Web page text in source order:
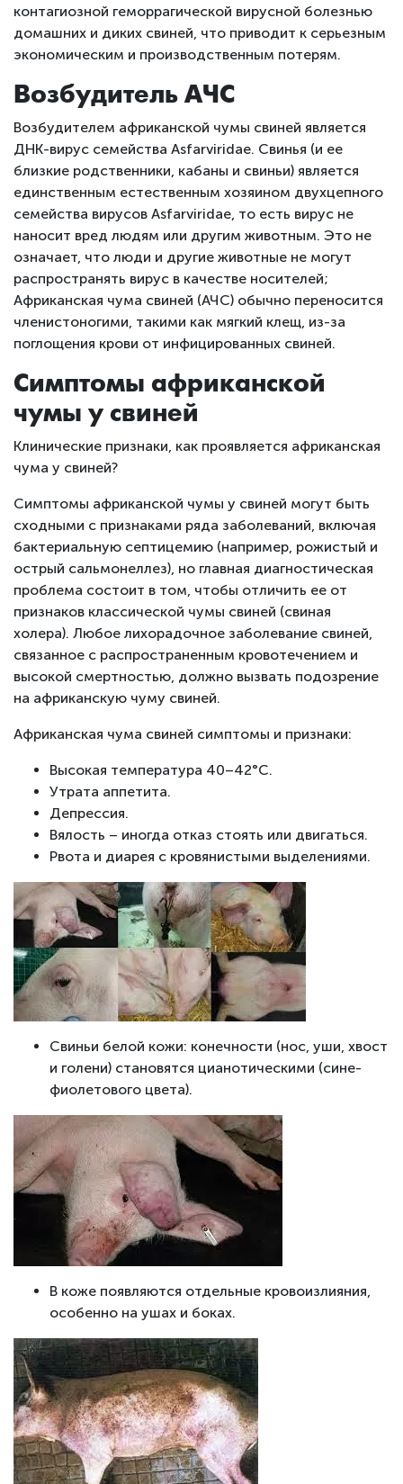
контагиозной геморрагической вирусной болезнью
домашних и диких свиней, что приводит к серьезным
экономическим и производственным потерям.
Возбудитель АЧС
Возбудителем африканской чумы свиней является
ДНК-вирус семейства Asfarviridae. Свинья (и ее
близкие родственники, кабаны и свиньи) является
единственным естественным хозяином двухцепного
семейства вирусов Asfarviridae, то есть вирус не
наносит вред людям или другим животным. Это не
означает, что люди и другие животные не могут
распространять вирус в качестве носителей;
Африканская чума свиней (АЧС) обычно переносится
членистоногими, такими как мягкий клещ, из-за
поглощения крови от инфицированных свиней.
Симптомы африканской
чумы у свиней
Клинические признаки, как проявляется африканская
чума у ​​свиней?
Симптомы африканской чумы у свиней могут быть
сходными с признаками ряда заболеваний, включая
бактериальную септицемию (например, рожистый и
острый сальмонеллез), но главная диагностическая
проблема состоит в том, чтобы отличить ее от
признаков классической чумы свиней (свиная
холера). Любое лихорадочное заболевание свиней,
связанное с распространенным кровотечением и
высокой смертностью, должно вызвать подозрение
на африканскую чуму свиней.
Африканская чума свиней симптомы и признаки:
Высокая температура 40–42°С.
Утрата аппетита.
Депрессия.
Вялость – иногда отказ стоять или двигаться.
Рвота и диарея с кровянистыми выделениями.
Свиньи белой кожи: конечности (нос, уши, хвост
и голени) становятся цианотическими (сине-
фиолетового цвета).
В коже появляются отдельные кровоизлияния,
особенно на ушах и боках.